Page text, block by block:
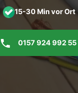
15-30 Min vor Ort
0157 924 992 55